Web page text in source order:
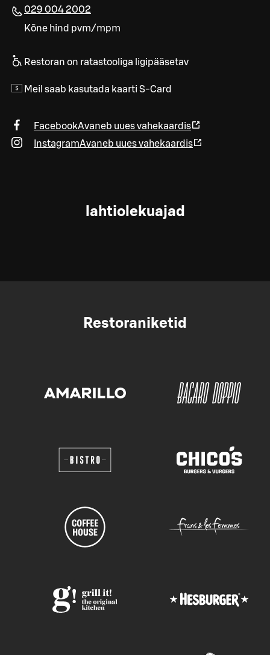
029 004 2002
Kõne hind pvm/mpm
Restoran on ratastooliga ligipääsetav
Meil saab kasutada kaarti S-Card
FacebookAvaneb uues vahekaardis
InstagramAvaneb uues vahekaardis
lahtiolekuajad
Restoraniketid